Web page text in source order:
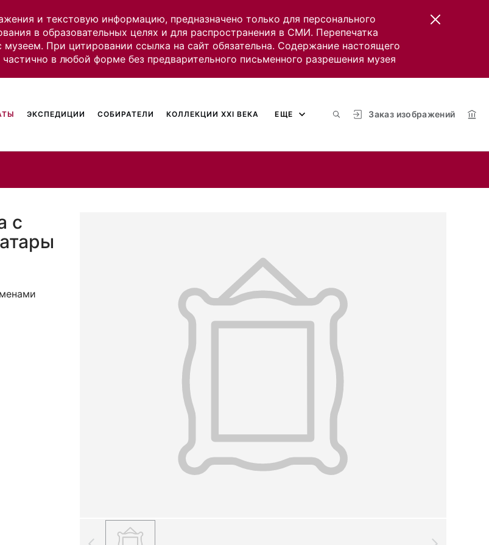
и текстовую информацию, предназначено только для персонального
в образовательных целях и для распространения в СМИ. Перепечатка
При цитировании ссылка на сайт обязательна. Содержание настоящего
в любой форме без предварительного письменного разрешения музея
Заказ изображений
ЭКСПЕДИЦИИ СОБИРАТЕЛИ КОЛЛЕКЦИИ XXI ВЕКА ЕЩЕ
с